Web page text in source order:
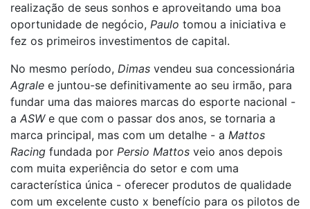
realização de seus sonhos e aproveitando uma boa
oportunidade de negócio, Paulo tomou a iniciativa e
fez os primeiros investimentos de capital.
No mesmo período, Dimas vendeu sua concessionária
Agrale e juntou-se definitivamente ao seu irmão, para
fundar uma das maiores marcas do esporte nacional -
a ASWe que com o passar dos anos, se tornaria a
marca principal, mas com um detalhe - a Mattos
Racing fundada por Persio Mattos veio anos depois
com muita experiência do setor e com uma
característica única - oferecer produtos de qualidade
com um excelente custo x benefício para os pilotos de